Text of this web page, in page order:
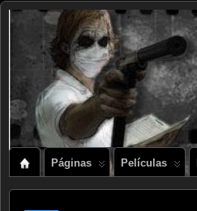
Páginas Películas